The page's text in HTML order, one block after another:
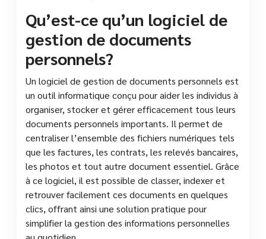
Qu’est-ce qu’un logiciel de
gestion de documents
personnels?
Un logiciel de gestion de documents personnels est
un outil informatique conçu pour aider les individus à
organiser, stocker et gérer efficacement tous leurs
documents personnels importants. Il permet de
centraliser l’ensemble des fichiers numériques tels
que les factures, les contrats, les relevés bancaires,
les photos et tout autre document essentiel. Grâce
à ce logiciel, il est possible de classer, indexer et
retrouver facilement ces documents en quelques
clics, offrant ainsi une solution pratique pour
simplifier la gestion des informations personnelles